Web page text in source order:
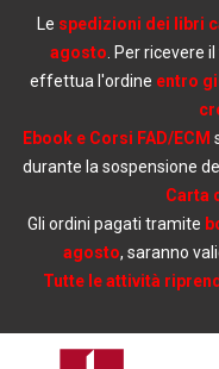
Le spedizioni dei libri
agosto . Per ricevere
effettua l'ordine entro
Ebook e Corsi FAD/ECM
durante la sospensione
Carta
Gli ordini pagati tramite
agosto, saranno
Tutte le attività